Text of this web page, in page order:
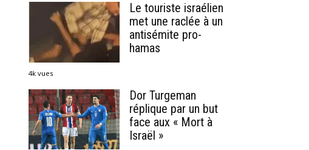
Le touriste israélien
met une raclée à un
antisémite pro-
hamas
4k vues
Dor Turgeman
réplique par un but
face aux « Mort à
Israël »